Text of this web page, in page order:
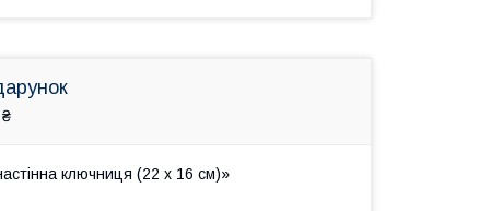
ключниця (22 x 16 см)»